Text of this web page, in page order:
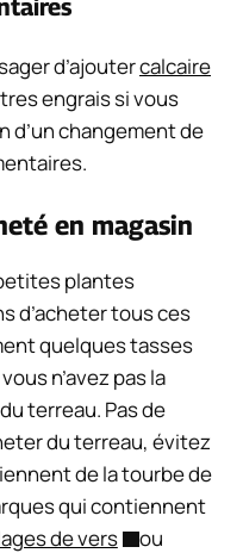
d’ajoutercalcaire
engrais si vous
d’un changement de
en magasin
plantes
d’acheter tous ces
quelques tasses
n’avez pas la
terreau. Pas de
du terreau, évitez
de la tourbe de
qui contiennent
de vers
ou